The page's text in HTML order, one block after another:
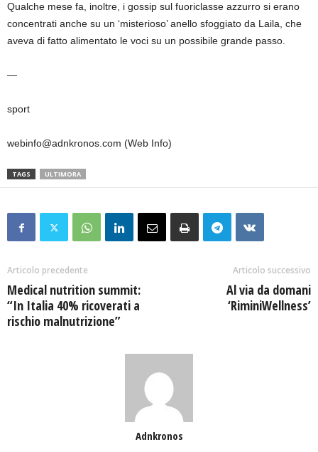
Qualche mese fa, inoltre, i gossip sul fuoriclasse azzurro si erano
concentrati anche su un ‘misterioso’ anello sfoggiato da Laila, che
aveva di fatto alimentato le voci su un possibile grande passo.
—
sport
webinfo@adnkronos.com (Web Info)
TAGS ULTIMORA
Articolo precedente
Medical nutrition summit:
“In Italia 40% ricoverati a
rischio malnutrizione”
Articolo successivo
Al via da domani
‘RiminiWellness’
Adnkronos